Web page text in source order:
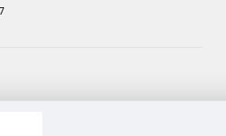
по всему Таможенному союзу.